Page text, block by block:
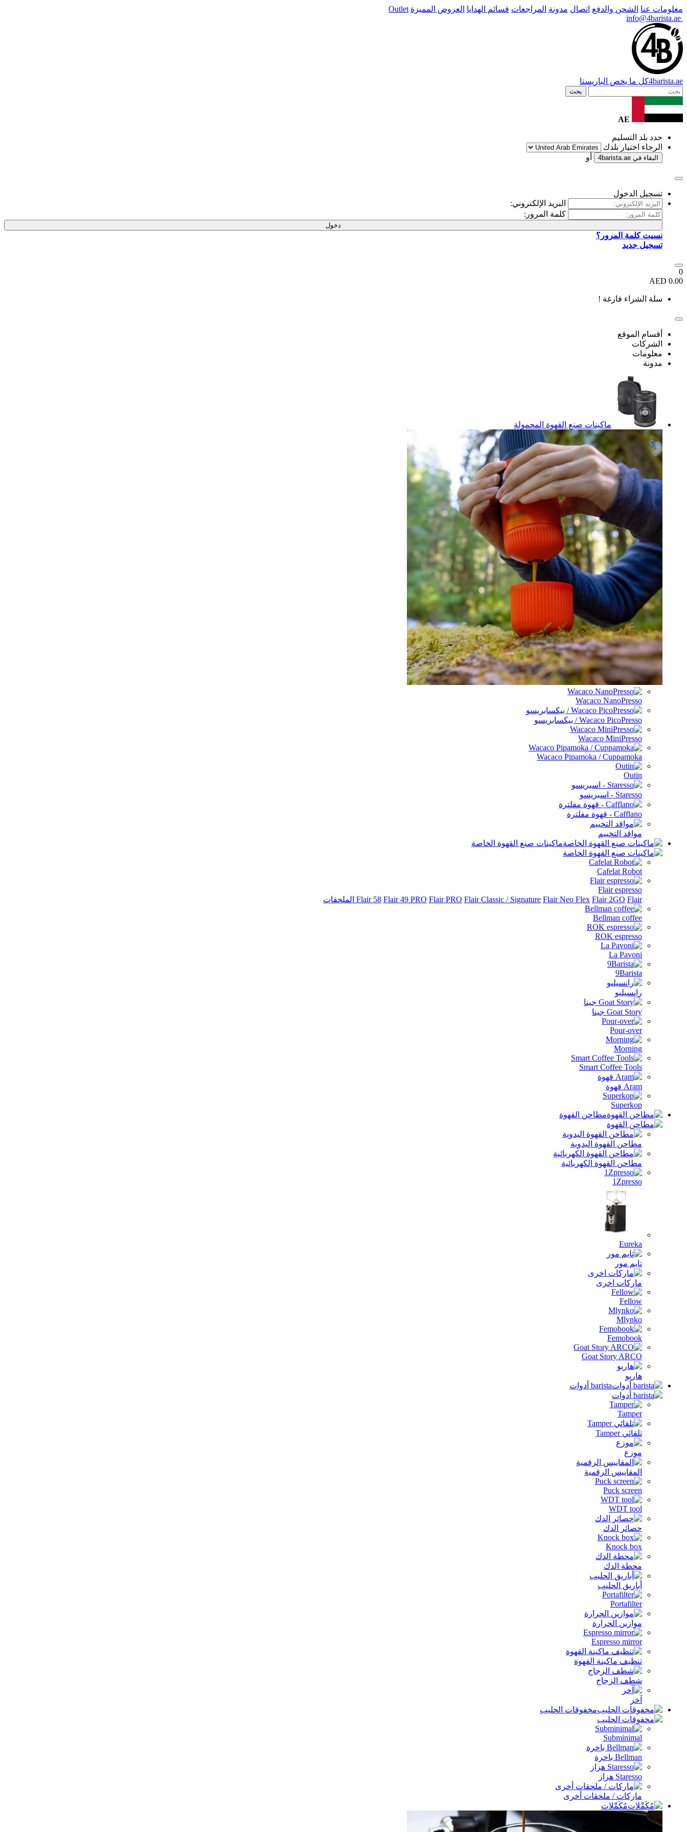
معلومات عنا الشحن والدفع اتصال مدونة المراجعات قسائم الهدايا العروض المميزة Outlet
4barista.ae كل ما يخص الباريستا
بحث
AE
حدد بلد التسليم
الرجاء اختيار بلدك
البقاء في 4barista.ae أو
تسجيل الدخول
البريد الإلكتروني:
كلمة المرور:
دخول
نسيت كلمة المرور؟
تسجيل جديد
0
0.00 AED
سلة الشراء فارغة !
أقسام الموقع
الشركات
معلومات
مدونة
ماكينات صنع القهوة المحمولة
Wacaco NanoPresso
Wacaco PicoPresso / بيكسابريسو
Wacaco MiniPresso
Wacaco Pipamoka / Cuppamoka
Outin
Staresso - اسبريسو
Cafflano - قهوة مفلترة
مواقد التخييم
ماكينات صنع القهوة الخاصة
Cafelat Robot
Flair espresso
Flair 58 Flair 49 PRO Flair PRO Flair Classic / Signature Flair Neo Flex Flair 2GO Flair الملحقات
Bellman coffee
ROK espresso
La Pavoni
9Barista
رانسيليو
Goat Story جينا
Pour-over
Morning
Smart Coffee Tools
Aram قهوة
Superkop
مطاحن القهوة
مطاحن القهوة اليدوية
مطاحن القهوة الكهربائية
1Zpresso
Eureka
تايم مور
ماركات اخرى
Fellow
Mlynko
Femobook
Goat Story ARCO
هاريو
barista أدوات
Tamper
تلقائي Tamper
موزع
المقاييس الرقمية
Puck screen
WDT tool
حصائر الدك
Knock box
محطة الدك
أباريق الحليب
Portafilter
موازين الحرارة
Espresso mirror
تنظيف ماكينة القهوة
شطف الزجاج
آخر
مخفوقات الحليب
Subminimal
Bellman باخرة
Staresso هزاز
ماركات / ملحقات أخرى
مُكَمِّلات